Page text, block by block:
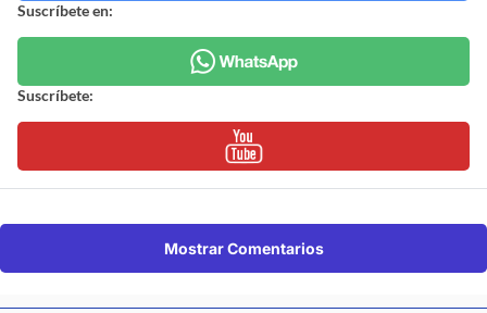
Suscríbete en:
Suscríbete:
Mostrar Comentarios